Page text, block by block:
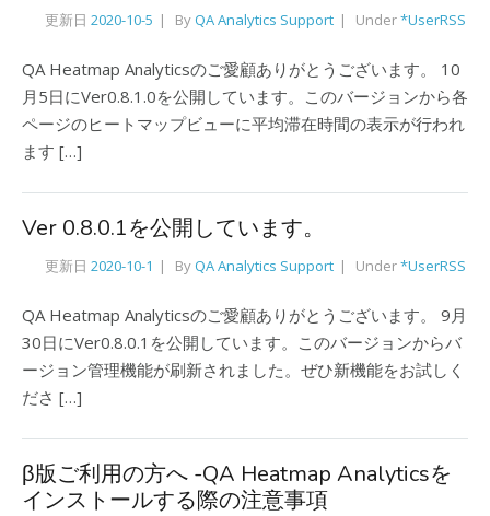
更新日 2020-10-5 ByQA Analytics Support Under*UserRSS
QA Heatmap Analyticsのご愛顧ありがとうございます。 10
月5日にVer0.8.1.0を公開しています。このバージョンから各
ページのヒートマップビューに平均滞在時間の表示が行われ
ます […]
Ver 0.8.0.1を公開しています。
更新日 2020-10-1 ByQA Analytics Support Under*UserRSS
QA Heatmap Analyticsのご愛顧ありがとうございます。 9月
30日にVer0.8.0.1を公開しています。このバージョンからバ
ージョン管理機能が刷新されました。ぜひ新機能をお試しく
ださ […]
β版ご利用の方へ -QA Heatmap Analyticsを
インストールする際の注意事項